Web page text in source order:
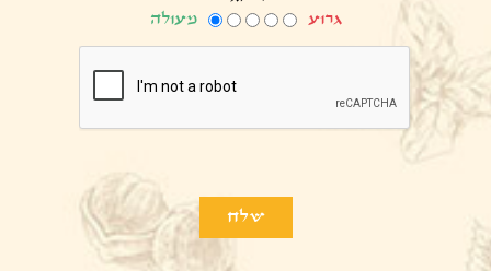
גרוע
מעולה